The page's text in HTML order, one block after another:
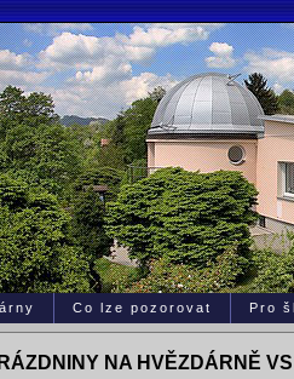
Co lze pozorovat Pro
NA HVĚZDÁRNĚ